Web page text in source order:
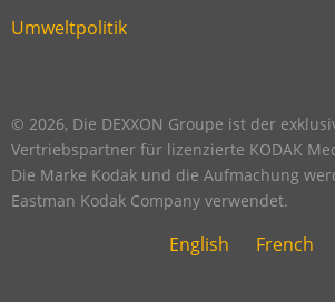
fourth
Link
footer
Umweltpolitik
© 2026, Die DEXXON Groupe ist der
Vertriebspartner für lizenzierte KODAK
Die Marke Kodak und die Aufmachung
Eastman Kodak Company verwendet.
English French